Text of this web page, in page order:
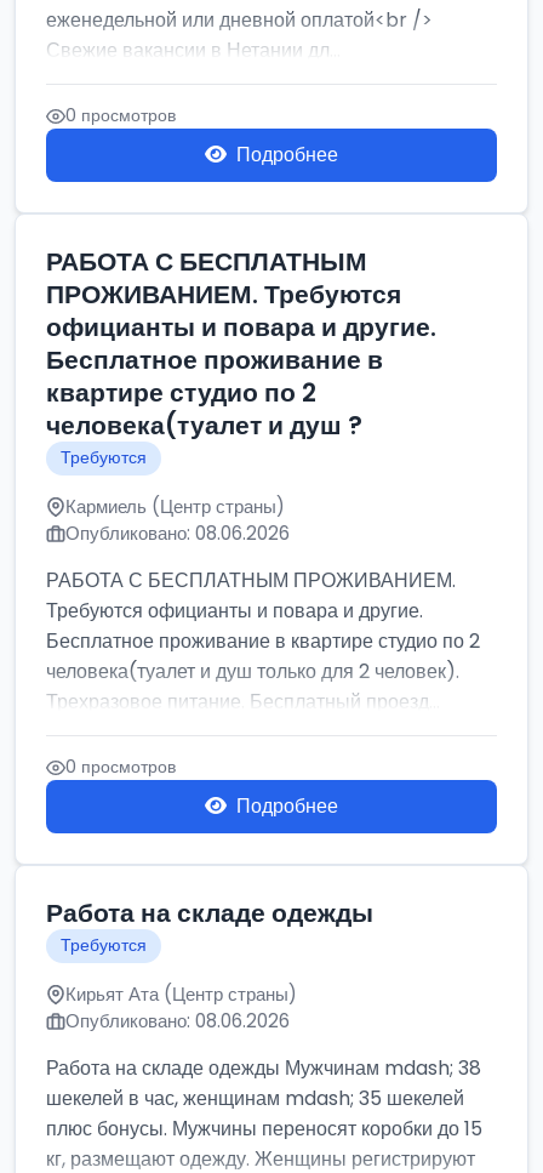
еженедельной или дневной оплатой<br />
Свежие вакансии в Нетании дл...
0 просмотров
Подробнее
РАБОТА С БЕСПЛАТНЫМ
ПРОЖИВАНИЕМ. Требуются
официанты и повара и другие.
Бесплатное проживание в
квартире студио по 2
человека(туалет и душ ?
Требуются
Кармиель (Центр страны)
Опубликовано: 08.06.2026
РАБОТА С БЕСПЛАТНЫМ ПРОЖИВАНИЕМ.
Требуются официанты и повара и другие.
Бесплатное проживание в квартире студио по 2
человека(туалет и душ только для 2 человек).
Трехразовое питание. Бесплатный проезд...
0 просмотров
Подробнее
Работа на складе одежды
Требуются
Кирьят Ата (Центр страны)
Опубликовано: 08.06.2026
Работа на складе одежды Мужчинам mdash; 38
шекелей в час, женщинам mdash; 35 шекелей
плюс бонусы. Мужчины переносят коробки до 15
кг, размещают одежду. Женщины регистрируют